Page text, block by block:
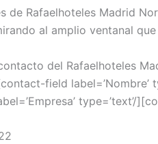
de Rafaelhoteles Madrid
al amplio ventanal
del Rafaelhoteles
field label=’Nombre’
type=’text’/